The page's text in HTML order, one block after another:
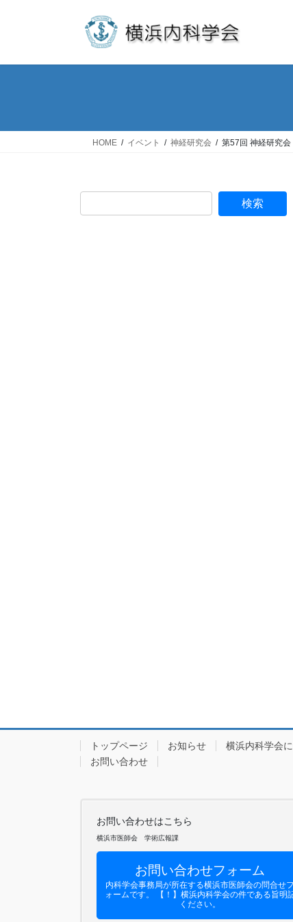
HOME イベント 神経研究会 第57回 神経研究会
トップページ お知らせ 横浜内科学会
お問い合わせ
お問い合わせはこちら
横浜市医師会 学術広報課
お問い合わせフォーム
内科学会事務局が所在する横浜市医師会の問合せフ
ォームです。 【！】横浜内科学会の件である旨明
ください。